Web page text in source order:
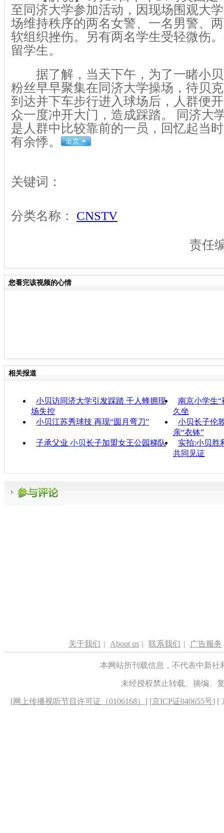
至同济大学参加活动，因现场围观大
场维持秩序的两名女警、一名男警、
软组织挫伤。另有两名学生受轻微伤
留学生。
据了解，当天下午，为了一睹小贝
粉丝早早聚集在同济大学操场，待贝
到达并下车步行进入球场后，人群便
众一度冲开大门，造成踩踏。 同济大
是人群中比较靠前的一员，回忆起当
有余悸。
关键词：
分类名称： CNSTV
责任
您看完该视频的心情
相关报道
小贝访同济大学引发踩踏 千人蜂拥现
场失控
南京小学生“
久坐
小贝江苏秀球技 再现“圆月弯刀”
小贝长子伦
亲“衣钵”
子承父业 小贝长子加盟女王公园梯队
实拍:小贝胜
共同见证
关于我们 | About us | 联系我们 | 广告服务
本网站所刊载信息，不代表中新
未经授权禁止转载、摘编、
[网上传播视听节目许可证（0106168） ] [京ICP证040655号] [